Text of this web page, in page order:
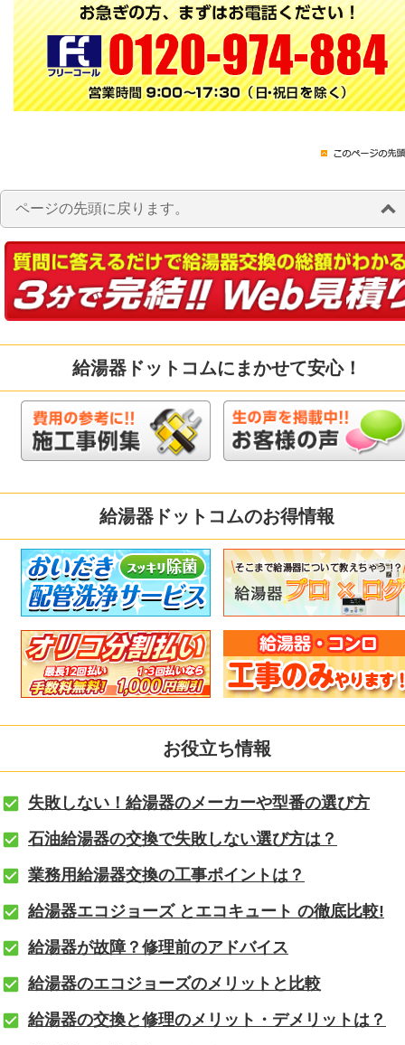
ページの先頭に戻ります。
給湯器ドットコムにまかせて安心！
給湯器ドットコムのお得情報
お役立ち情報
失敗しない！給湯器のメーカーや型番の選び方
石油給湯器の交換で失敗しない選び方は？
業務用給湯器交換の工事ポイントは？
給湯器エコジョーズ とエコキュート の徹底比較!
給湯器が故障？修理前のアドバイス
給湯器のエコジョーズのメリットと比較
給湯器の交換と修理のメリット・デメリットは？